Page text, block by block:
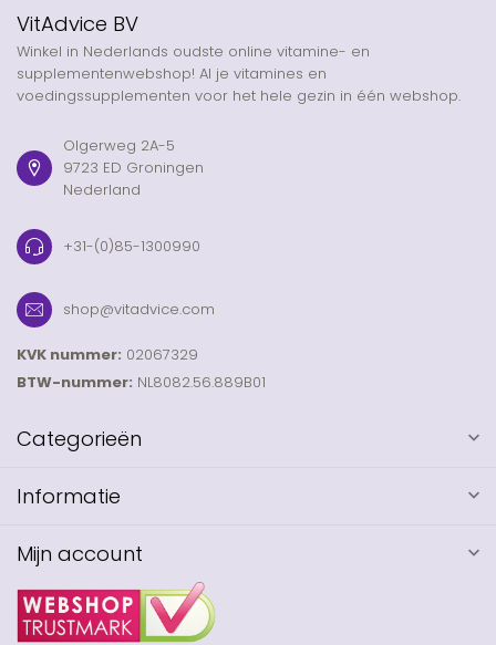
VitAdvice BV
Winkel in Nederlands oudste online vitamine- en
supplementenwebshop! Al je vitamines en
voedingssupplementen voor het hele gezin in één webshop.
Olgerweg 2A-5
9723 ED Groningen
Nederland
+31-(0)85-1300990
shop@vitadvice.com
KVK nummer: 02067329
BTW-nummer: NL8082.56.889B01
Categorieën
Informatie
Mijn account